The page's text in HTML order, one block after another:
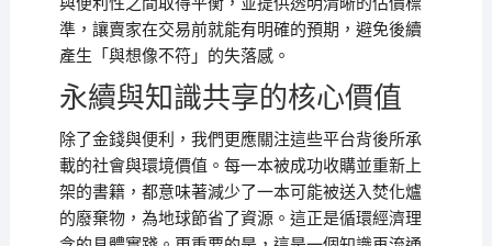
準，讓賣家在交易前就能有明確的預期，避免後續
產生「與想像不符」的失落感。
永續與知識共享的核心價值
除了金錢與便利，我們更應關注這些平台背後所承
載的社會與環境價值。每一本被成功收購並重新上
架的書籍，都意味著減少了一本可能被送入焚化爐
的廢棄物，為地球節省了資源。這正是循環經濟理